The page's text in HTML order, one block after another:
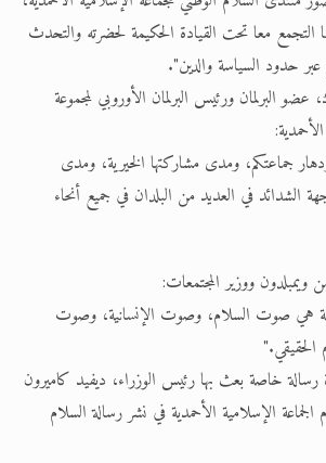
معا تحت القيادة الحكيمة لحضرته والتحدث
حدود السياسة والدين".
عضو البرلمان ورئيس البرلمان الأوروبي لمجموعة
جماعتكم، ومدى مشاركتها الخيرية، ومدى
الشدائد في العديد من البلدان في جميع أنحاء
ووزير المجتمعات:
هي صوت السلام، وصوت الإنسانية، وصوت
رسالة خاصة بعث بها رئيس الوزراء، ديفيد كاميرون
الإسلامية الأحمدية في نشر رسالة السلام